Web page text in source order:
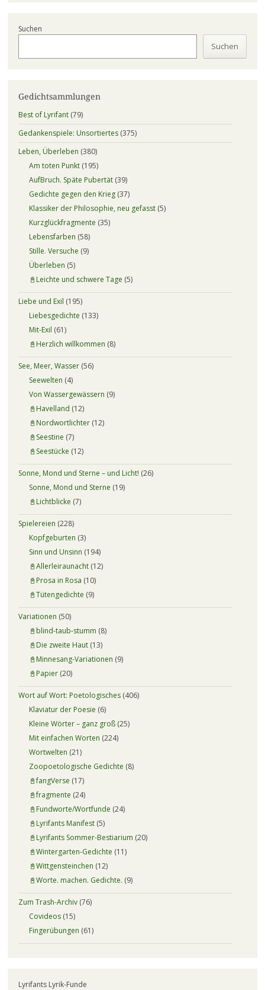
Suchen
Suchen
Gedichtsammlungen
Best of Lyrifant(79)
Gedankenspiele: Unsortiertes(375)
Leben, Überleben (380)
Am toten Punkt(195)
AufBruch. Späte Pubertät(39)
Gedichte gegen den Krieg(37)
Klassiker der Philosophie, neu gefasst(5)
Kurzglückfragmente (35)
Lebensfarben (58)
Stille. Versuche (9)
Überleben (5)
📓Leichte und schwere Tage (5)
Liebe und Exil (195)
Liebesgedichte (133)
Mit-Exil (61)
📓Herzlich willkommen (8)
See, Meer, Wasser(56)
Seewelten (4)
Von Wassergewässern (9)
📓Havelland (12)
📓Nordwortlichter(12)
📓Seestine (7)
📓Seestücke (12)
Sonne, Mond und Sterne – und Licht! (26)
Sonne, Mond und Sterne (19)
📓Lichtblicke (7)
Spielereien (228)
Kopfgeburten (3)
Sinn und Unsinn (194)
📓Allerleiraunacht(12)
📓Prosa in Rosa (10)
📓Tütengedichte (9)
Variationen (50)
📓blind-taub-stumm (8)
📓Die zweite Haut(13)
📓Minnesang-Variationen (9)
📓Papier(20)
Wort auf Wort: Poetologisches(406)
Klaviatur der Poesie (6)
Kleine Wörter – ganz groß(25)
Mit einfachen Worten (224)
Wortwelten (21)
Zoopoetologische Gedichte (8)
📓fangVerse (17)
📓fragmente (24)
📓Fundworte/Wortfunde (24)
📓Lyrifants Manifest(5)
📓Lyrifants Sommer-Bestiarium (20)
📓Wintergarten-Gedichte (11)
📓Wittgensteinchen (12)
📓Worte. machen. Gedichte. (9)
Zum Trash-Archiv(76)
Covideos(15)
Fingerübungen (61)
Lyrifants Lyrik-Funde